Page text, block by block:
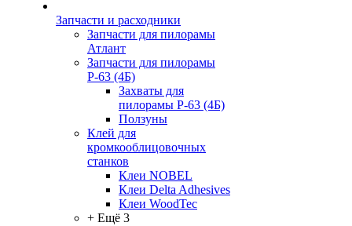
Запчасти и расходники
Запчасти для пилорамы
Атлант
Запчасти для пилорамы
Р-63 (4Б)
Захваты для
пилорамы Р-63 (4Б)
Ползуны
Клей для
кромкооблицовочных
станков
Клеи NOBEL
Клеи Delta Adhesives
Клеи WoodTec
+ Ещё 3